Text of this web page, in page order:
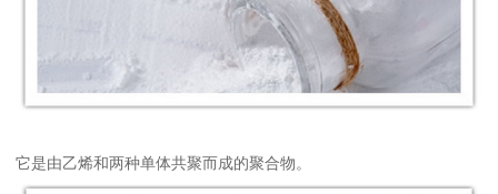
它是由乙烯和两种单体共聚而成的聚合物。